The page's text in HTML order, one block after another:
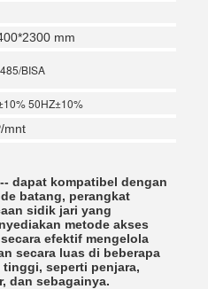
mm
BISA
50HZ±10%
mnt
dapat kompatibel dengan
batang, perangkat
sidik jari yang
metode akses
efektif mengelola
secara luas di beberapa
seperti penjara,
dan sebagainya.